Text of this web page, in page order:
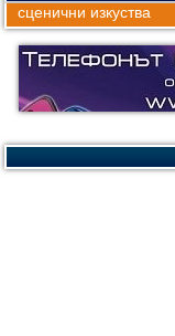
сценични изкуства